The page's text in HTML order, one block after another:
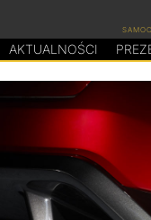
AKTUALNOŚCI